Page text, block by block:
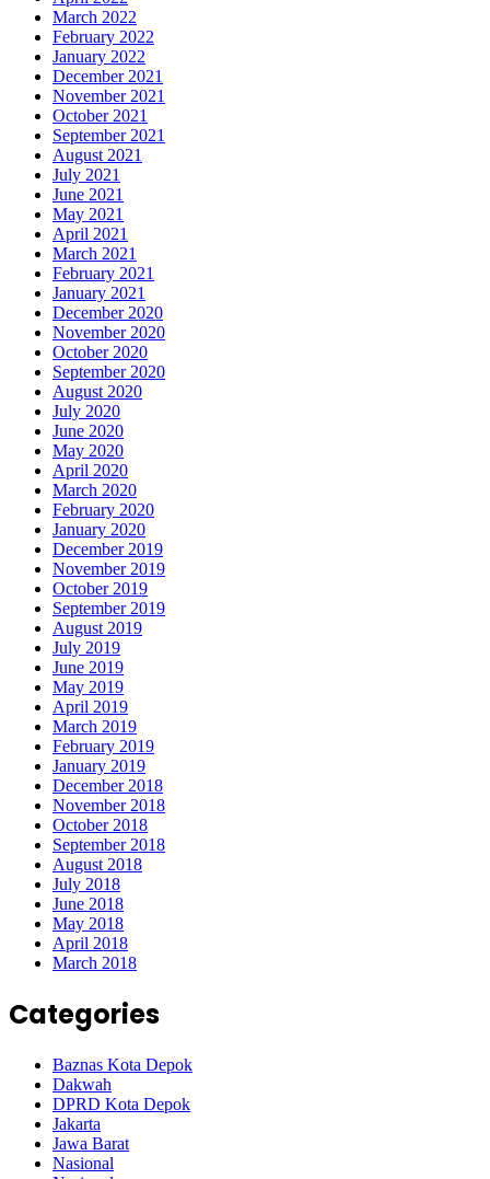
March 2022
February 2022
January 2022
December 2021
November 2021
October 2021
September 2021
August 2021
July 2021
June 2021
May 2021
April 2021
March 2021
February 2021
January 2021
December 2020
November 2020
October 2020
September 2020
August 2020
July 2020
June 2020
May 2020
April 2020
March 2020
February 2020
January 2020
December 2019
November 2019
October 2019
September 2019
August 2019
July 2019
June 2019
May 2019
April 2019
March 2019
February 2019
January 2019
December 2018
November 2018
October 2018
September 2018
August 2018
July 2018
June 2018
May 2018
April 2018
March 2018
Categories
Baznas Kota Depok
Dakwah
DPRD Kota Depok
Jakarta
Jawa Barat
Nasional